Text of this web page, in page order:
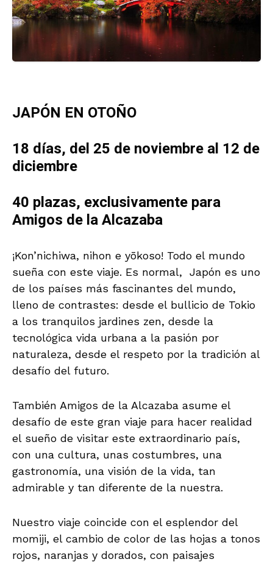
JAPÓN EN OTOÑO
18 días, del 25 de noviembre al 12 de
diciembre
40 plazas, exclusivamente para
Amigos de la Alcazaba
¡Kon’nichiwa, nihon e yōkoso! Todo el mundo
sueña con este viaje. Es normal, Japón es uno
de los países más fascinantes del mundo,
lleno de contrastes: desde el bullicio de Tokio
a los tranquilos jardines zen, desde la
tecnológica vida urbana a la pasión por
naturaleza, desde el respeto por la tradición al
desafío del futuro.
También Amigos de la Alcazaba asume el
desafío de este gran viaje para hacer realidad
el sueño de visitar este extraordinario país,
con una cultura, unas costumbres, una
gastronomía, una visión de la vida, tan
admirable y tan diferente de la nuestra.
Nuestro viaje coincide con el esplendor del
momiji, el cambio de color de las hojas a tonos
rojos, naranjas y dorados, con paisajes